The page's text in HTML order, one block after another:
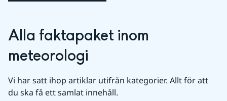
Alla faktapaket inom
meteorologi
Vi har satt ihop artiklar utifrån kategorier. Allt för att
du ska få ett samlat innehåll.